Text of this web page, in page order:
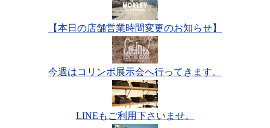
【本日の店舗営業時間変更のお知らせ】
今週はコリンボ展示会へ行ってきます。
LINEもご利用下さいませ。